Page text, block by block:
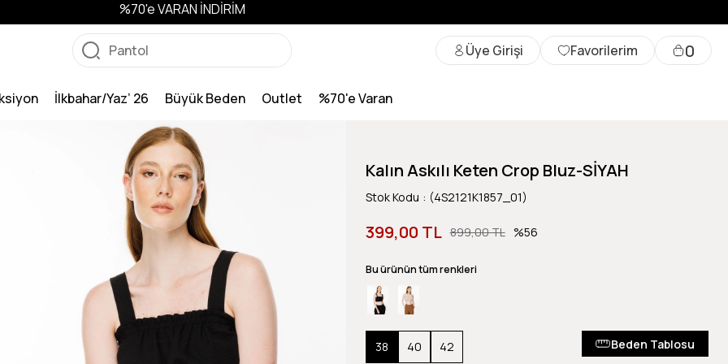
%70'e VARAN İNDİRİM
Üye Girişi Favorilerim 0
İlkbahar/Yaz’ 26 Büyük Beden Outlet %70'e Varan
Kalın Askılı Keten Crop Bluz-SİYAH
Stok Kodu (4S2121K1857_01)
899,00 TL
399,00 TL 56
Bu ürünün tüm renkleri
38 40 42 Beden Tablosu